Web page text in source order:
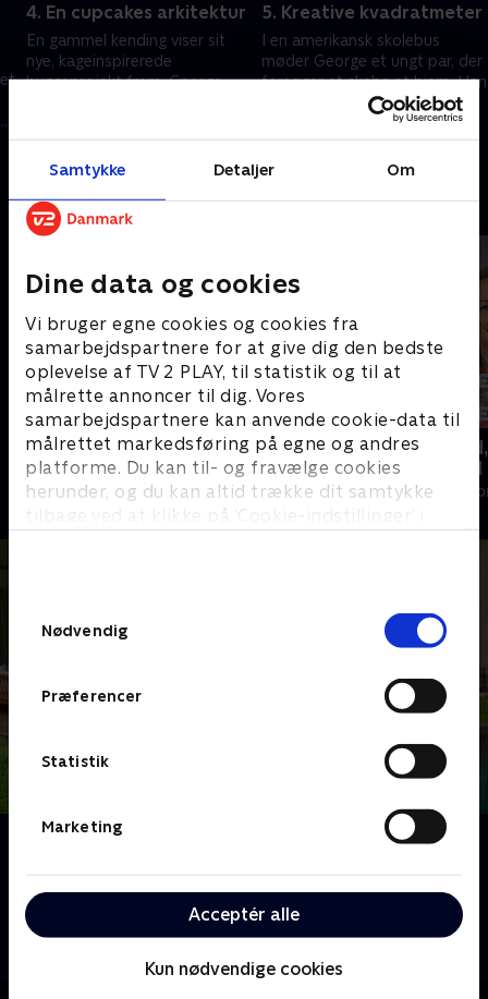
Samtykke Detaljer Om
Dine data og cookies
Vi bruger egne cookies og cookies fra
samarbejdspartnere for at give dig den bedste
oplevelse af TV 2 PLAY, til statistik og til at
målrette annoncer til dig. Vores
samarbejdspartnere kan anvende cookie-data til
målrettet markedsføring på egne og andres
platforme. Du kan til- og fravælge cookies
herunder, og du kan altid trække dit samtykke
tilbage ved at klikke på ’Cookie-indstillinger’ i
Nødvendig
Præferencer
Statistik
Marketing
Acceptér alle
Kun nødvendige cookies
4. En cupcakes arkitektur
En gammel kending viser sit
nye, kageinspirerede
byggeprojekt frem. George
oplever Portugals smalleste
hus.
5. Kreative kvadratmeter
I en amerikansk skolebus
møder George et ungt par, der
forsøger at skabe et hjem. Han
oplever et unikt byggeri, hvor
gamle kølerum skal blive til en
øko-hytte.
Andre så også
Nyt liv i gamle huse
Livsstil • 1 sæsoner
Livsstil • 4
udforsker fantasifulde rum. Magiske huler, et skjult
badeværelse og utallige hjem på hjul. Her er det kun